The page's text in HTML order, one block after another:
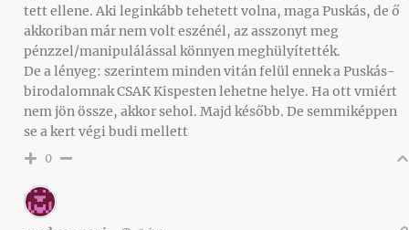
tett ellene. Aki leginkább tehetett volna, maga Puskás, de ő
akkoriban már nem volt eszénél, az asszonyt meg
pénzzel/manipulálással könnyen meghülyítették.
De a lényeg: szerintem minden vitán felül ennek a Puskás-
birodalomnak CSAK Kispesten lehetne helye. Ha ott vmiért
nem jön össze, akkor sehol. Majd később. De semmiképpen
se a kert végi budi mellett
0